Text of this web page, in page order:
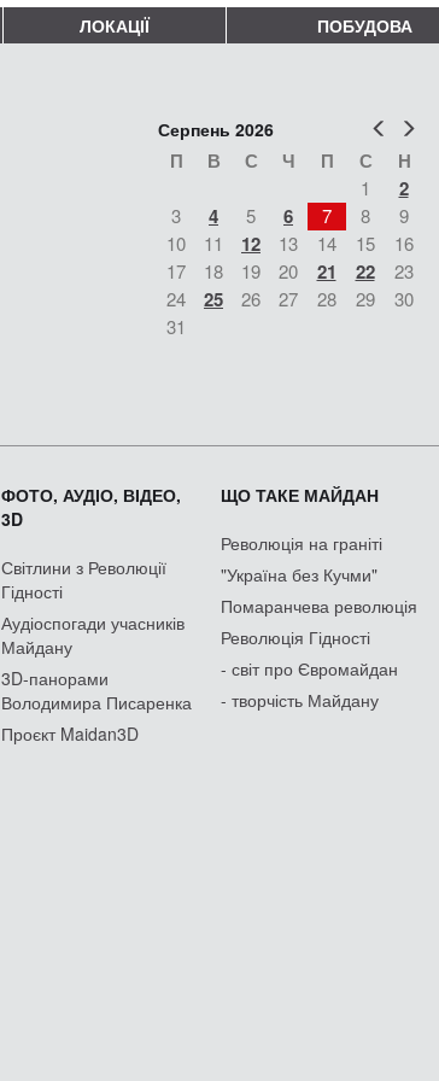
ЛОКАЦІЇ ПОБУДОВА
Попер
Серпень 2026
П В С Ч П С Н
1 2
3 4 5 6 7 8
9
10
11 12 13 14 15
16
17
18 19 20 21 22
23
24
25 26 27 28 29
30
31
ФОТО, АУДІО, ВІДЕО,
3D
Світлини з Революції
Гідності
Аудіоспогади учасників
Майдану
3D-панорами
Володимира Писаренка
Проєкт Maidan3D
ЩО ТАКЕ МАЙДАН
Революція на граніті
"Україна без Кучми"
Помаранчева революція
Революція Гідності
- світ про Євромайдан
- творчість Майдану